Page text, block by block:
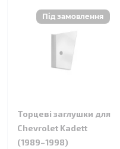
Торцеві заглушки для
Chevrolet Kadett
(1989–1998)